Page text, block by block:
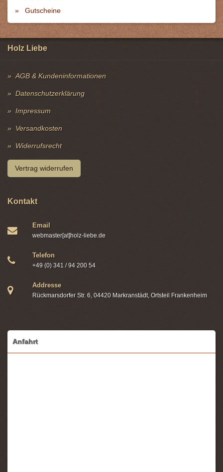
Gutscheine
Holz Liebe
AGB & Kundeninformationen
Datenschutzerklärung
Impressum
Versandkosten
Widerrufsrecht
Vertrag widerrufen
Kontakt
Email
webmaster[at]holz-liebe.de
Telefon
+49 (0) 341 / 94 200 54
Addresse
Rückmarsdorfer Str. 6, 04420 Markranstädt, Ortsteil Frankenheim
Anfahrt